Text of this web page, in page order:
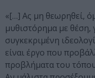
«[…] Ας μη θεωρηθεί,
μυθιστόρημα με θέση,
συγκεκριμένη
είναι έργο που
προβλήματα του